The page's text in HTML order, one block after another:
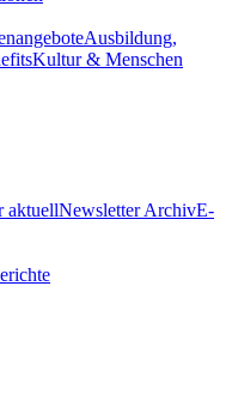
Ausbildung,
Kultur & Menschen
aktuellNewsletter ArchivE-